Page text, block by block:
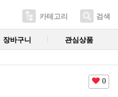
카테고리 검색
장바구니 관심상품
0